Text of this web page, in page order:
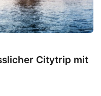
Citytrip mit